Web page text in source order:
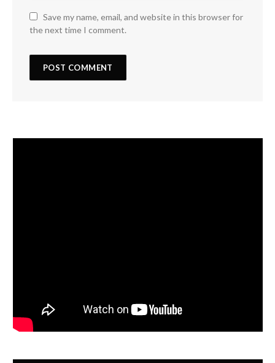
Save my name, email, and website in this browser for
the next time I comment.